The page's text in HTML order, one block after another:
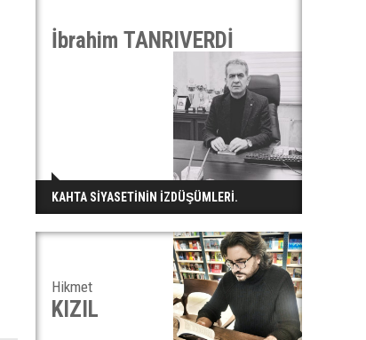
İbrahim TANRIVERDİ
KAHTA SİYASETİNİN İZDÜŞÜMLERİ.
Hikmet
KIZIL